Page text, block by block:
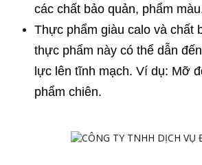
các chất bảo quản, phẩm
Thực phẩm giàu calo và chất
thực phẩm này có thể dẫn
lực lên tĩnh mạch. Ví dụ: Mỡ
phẩm chiên.